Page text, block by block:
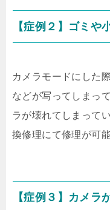
【症例２】ゴミや
カメラモードにした
などが写ってしまっ
ラが壊れてしまって
換修理にて修理が可
【症例３】カメラ